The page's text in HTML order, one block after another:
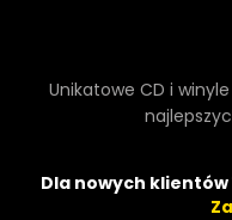
Unikatowe CD i
Dla nowych klientów